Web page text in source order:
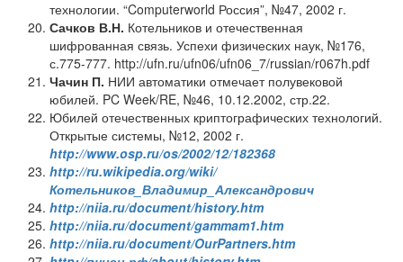
технологии. “Computerworld Россия”, №47, 2002 г.
Сачков В.Н. Котельников и отечественная
шифрованная связь. Успехи физических наук, №176,
с.775-777. http://ufn.ru/ufn06/ufn06_7/russian/r067h.pdf
Чачин П. НИИ автоматики отмечает полувековой
юбилей. PC Week/RE, №46, 10.12.2002, стр.22.
Юбилей отечественных криптографических технологий.
Открытые системы, №12, 2002 г.
http://www.osp.ru/os/2002/12/182368
http://ru.wikipedia.org/wiki/
Котельников_Владимир_Александрович
http://niia.ru/document/history.htm
http://niia.ru/document/gammam1.htm
http://niia.ru/document/OurPartners.htm